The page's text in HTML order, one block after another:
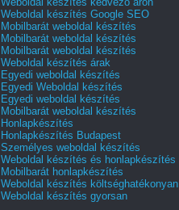
Weboldal készítés Google SEO
Mobilbarát weboldal készítés
Mobilbarát weboldal készítés
Mobilbarát weboldal készítés
Weboldal készítés árak
Egyedi weboldal készítés
Egyedi Weboldal készítés
Egyedi weboldal készítés
Mobilbarát weboldal készítés
Honlapkészítés
Honlapkészítés Budapest
Személyes weboldal készítés
Weboldal készítés és honlapkészítés
Mobilbarát honlapkészítés
Weboldal készítés költséghatékonyan
Weboldal készítés gyorsan